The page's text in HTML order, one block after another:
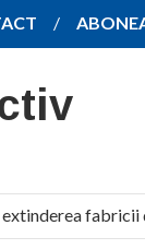
fabricii